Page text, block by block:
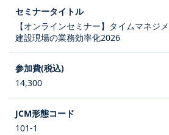
【オンラインセミナー】タイムマネジ
建設現場の業務効率化2026
14,300
101-1